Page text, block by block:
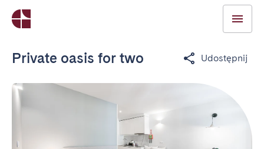
Private oasis for two Udostępnij